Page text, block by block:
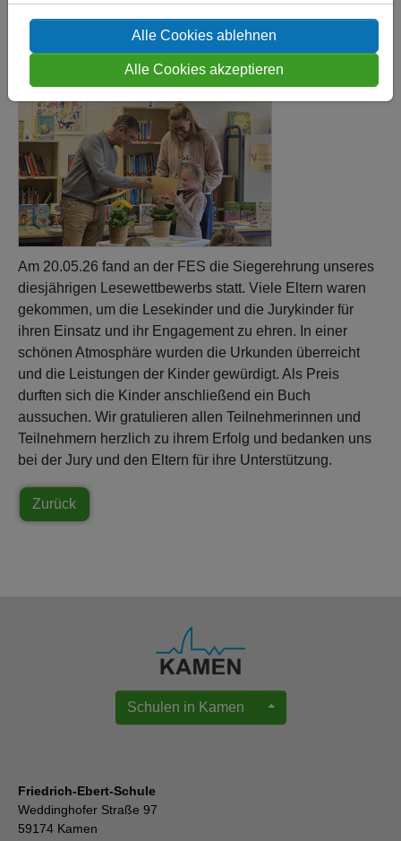
Am 20.05.26 fand an der FES die Siegerehrung unseres
diesjährigen Lesewettbewerbs statt. Viele Eltern waren
gekommen, um die Lesekinder und die Jurykinder für
ihren Einsatz und ihr Engagement zu ehren. In einer
schönen Atmosphäre wurden die Urkunden überreicht
und die Leistungen der Kinder gewürdigt. Als Preis
durften sich die Kinder anschließend ein Buch
aussuchen. Wir gratulieren allen Teilnehmerinnen und
Teilnehmern herzlich zu ihrem Erfolg und bedanken uns
bei der Jury und den Eltern für ihre Unterstützung.
Zurück
Schulen in Kamen
Friedrich-Ebert-Schule
Weddinghofer Straße 97
59174 Kamen
Alle Cookies ablehnen
Alle Cookies akzeptieren